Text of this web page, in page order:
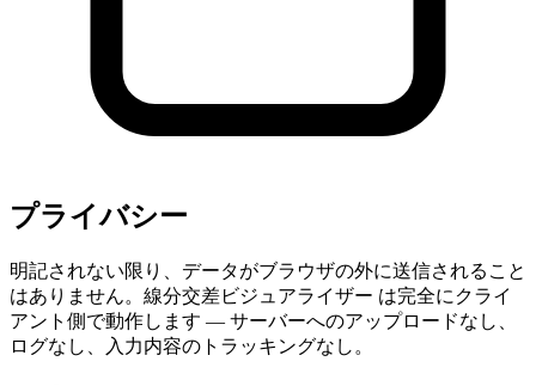
プライバシー
明記されない限り、データがブラウザの外に送信されること
はありません。線分交差ビジュアライザー は完全にクライ
アント側で動作します — サーバーへのアップロードなし、
ログなし、入力内容のトラッキングなし。